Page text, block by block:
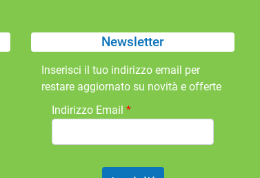
Newsletter
Inserisci il tuo indirizzo email per
restare aggiornato su novità e offerte
Indirizzo Email *